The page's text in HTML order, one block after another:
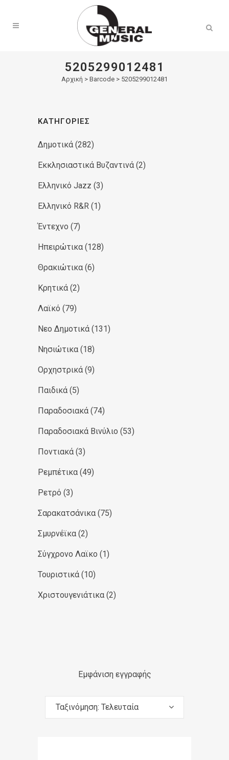
5205299012481
Αρχική > Barcode > 5205299012481
ΚΑΤΗΓΟΡΊΕΣ
Δημοτικά (282)
Εκκλησιαστικά Βυζαντινά (2)
Ελληνικό Jazz (3)
Ελληνικό R&R (1)
Έντεχνο (7)
Ηπειρώτικα (128)
Θρακιώτικα (6)
Κρητικά (2)
Λαϊκό (79)
Νεο Δημοτικά (131)
Νησιώτικα (18)
Ορχηστρικά (9)
Παιδικά (5)
Παραδοσιακά (74)
Παραδοσιακά Βινύλιο (53)
Ποντιακά (3)
Ρεμπέτικα (49)
Ρετρό (3)
Σαρακατσάνικα (75)
Σμυρνέϊκα (2)
Σύγχρονο Λαϊκο (1)
Τουριστικά (10)
Χριστουγενιάτικα (2)
Εμφάνιση εγγραφής
Ταξινόμηση: Τελευταία